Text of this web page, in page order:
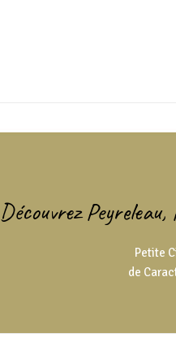
Découvrez
Petite
de